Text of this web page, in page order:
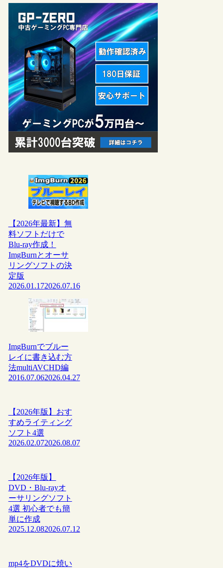
【2026年最新】無
料ソフトだけで
Blu-ray作成！
ImgBurnとオーサ
リングソフトの決
定版
2026.01.172026.07.16
ImgBurnでブルー
レイに書き込む方
法multiAVCHD編
2016.07.062026.04.27
【2026年版】おす
すめライティング
ソフト4選
2026.02.072026.08.07
【2026年版】
DVD・Blu-rayオ
ーサリングソフト
4選 初心者でも簡
単に作成
2025.12.082026.07.12
mp4をDVDに焼い